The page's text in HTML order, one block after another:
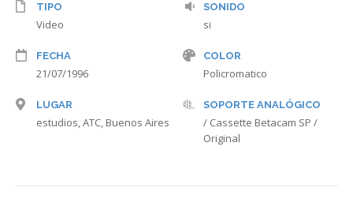
TIPO
Video
FECHA
21/07/1996
LUGAR
estudios, ATC, Buenos Aires
SONIDO
si
COLOR
Policromatico
SOPORTE ANALÓGICO
/ Cassette Betacam SP /
Original